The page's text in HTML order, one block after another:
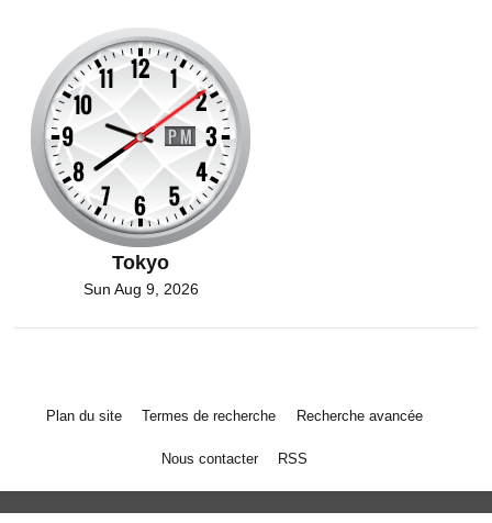
Tokyo
Sun Aug 9, 2026
Plan du site Termes de recherche Recherche avancée
Nous contacter RSS